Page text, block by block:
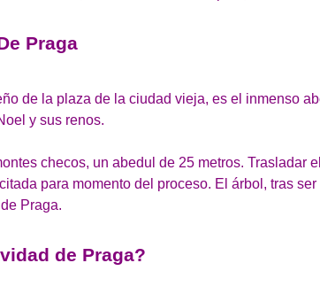
Praga
de la plaza de la ciudad vieja, es el inmenso
y sus renos.
checos, un abedul de 25 metros. Trasladar
para momento del proceso. El árbol, tras
Praga.
de Praga?